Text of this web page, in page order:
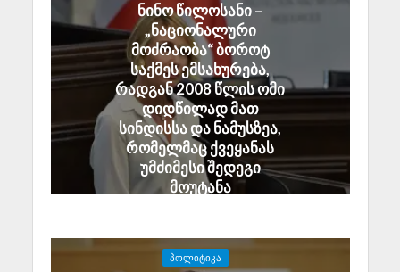
ნინო წილოსანი –
„ნაციონალური
მოძრაობა“ ბოროტ
საქმეს ემსახურება,
რადგან 2008 წლის ომი
დიდწილად მათ
სინდისსა და ნამუსზეა,
რომელმაც ქვეყანას
უმძიმესი შედეგი
მოუტანა
ᲞᲝᲚᲘᲢᲘᲙᲐ